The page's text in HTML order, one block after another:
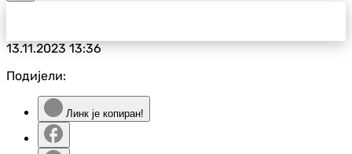
13.11.202313:36
Подијели:
Линк је копиран!